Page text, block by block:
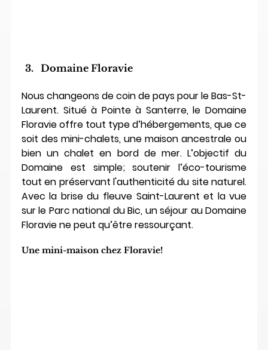
Domaine Floravie
Nous changeons de coin de pays pour le Bas-St-
Laurent. Situé à Pointe à Santerre, le Domaine
Floravie offre tout type d’hébergements, que ce
soit des mini-chalets, une maison ancestrale ou
bien un chalet en bord de mer. L’objectif du
Domaine est simple; soutenir l’éco-tourisme
tout en préservant l'authenticité du site naturel.
Avec la brise du fleuve Saint-Laurent et la vue
sur le Parc national du Bic, un séjour au Domaine
Floravie ne peut qu’être ressourçant.
Une mini-maison chez Floravie!